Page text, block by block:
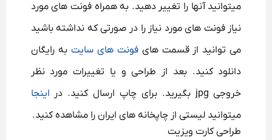
میتوانید آنها را تغییر دهید. به همراه فونت های مورد
نیاز فونت های مورد نیاز را در صورتی که نداشته باشید
می توانید از قسمت هایفونت های سایت به رایگان
دانلود کنید. بعد از طراحی و یا تغییرات مورد نظر
خروجی jpg بگیرید. برای چاپ ارسال کنید. در
اینجا
میتوانید لیستی از چاپخانه های ایران را مشاهده کنید.
طراحی کارت ویزیت